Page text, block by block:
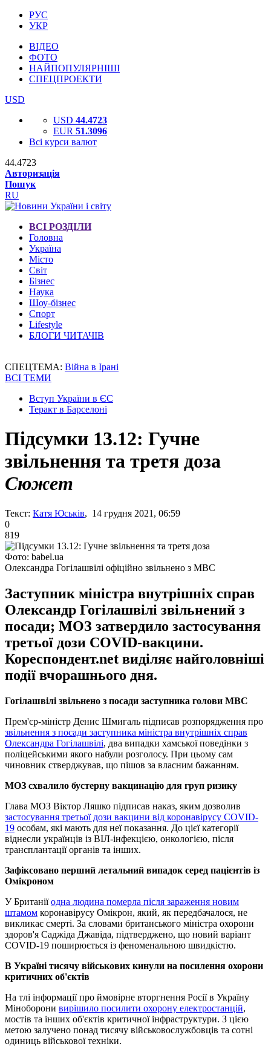
РУС
УКР
ВІДЕО
ФОТО
НАЙПОПУЛЯРНІШІ
СПЕЦПРОЕКТИ
USD
USD 44.4723
EUR 51.3096
Всі курси валют
44.4723
Авторизація
Пошук
RU
ВСІ РОЗДІЛИ
Головна
Україна
Місто
Світ
Бізнес
Наука
Шоу-бізнес
Спорт
Lifestyle
БЛОГИ ЧИТАЧІВ
СПЕЦТЕМА: Війна в Ірані
ВСІ ТЕМИ
Вступ України в ЄС
Теракт в Барселоні
Підсумки 13.12: Гучне
звільнення та третя доза
Сюжет
Текст: Катя Юськів, 14 грудня 2021, 06:59
0
819
Фото: babel.ua
Олександра Гогілашвілі офіційно звільнено з МВС
Заступник міністра внутрішніх справ
Олександр Гогілашвілі звільнений з
посади; МОЗ затвердило застосування
третьої дози COVID-вакцини.
Кореспондент.net виділяє найголовніші
події вчорашнього дня.
Гогілашвілі звільнено з посади заступника голови МВС
Прем'єр-міністр Денис Шмигаль підписав розпорядження про
звільнення з посади заступника міністра внутрішніх справ
Олександра Гогілашвілі, два випадки хамської поведінки з
поліцейськими якого набули розголосу. При цьому сам
чиновник стверджував, що пішов за власним бажанням.
МОЗ схвалило бустерну вакцинацію для груп ризику
Глава МОЗ Віктор Ляшко підписав наказ, яким дозволив
застосування третьої дози вакцини від коронавірусу COVID-
19 особам, які мають для неї показання. До цієї категорії
віднесли українців із ВІЛ-інфекцією, онкологією, після
трансплантації органів та інших.
Зафіксовано перший летальний випадок серед пацієнтів із
Омікроном
У Британіїодна людина померла після зараження новим
штамом коронавірусу Омікрон, який, як передбачалося, не
викликає смерті. За словами британського міністра охорони
здоров'я Саджіда Джавіда, підтверджено, що новий варіант
COVID-19 поширюється із феноменальною швидкістю.
В Україні тисячу військових кинули на посилення охорони
критичних об'єктів
На тлі інформації про ймовірне вторгнення Росії в Україну
Міноборони вирішило посилити охорону електростанцій,
мостів та інших об'єктів критичної інфраструктури. З цією
метою залучено понад тисячу військовослужбовців та сотні
одиниць військової техніки.